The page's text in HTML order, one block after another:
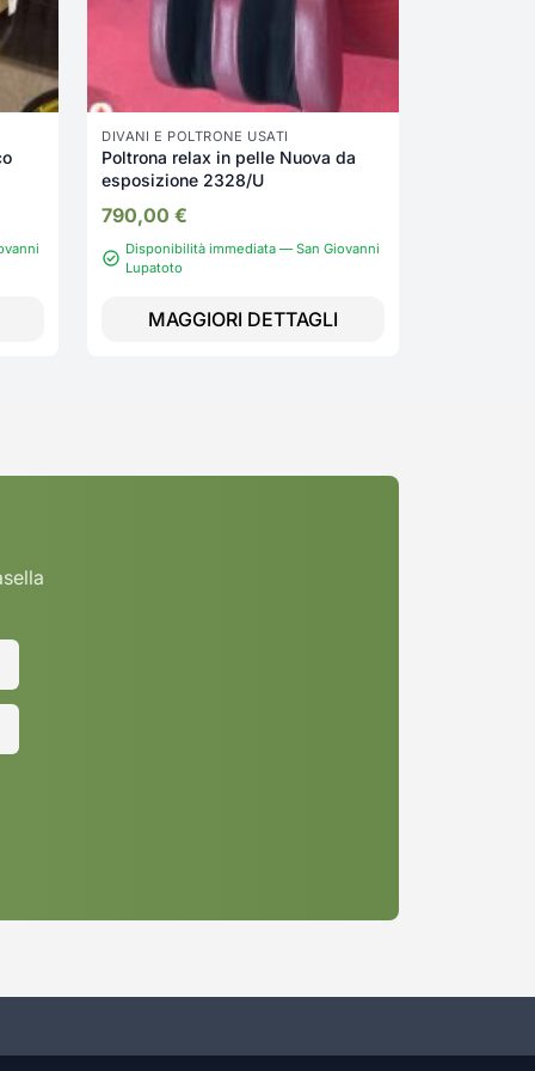
DIVANI E POLTRONE USATI
Poltrona relax in pelle Nuova da
esposizione 2328/U
790,00 €
Disponibilità immediata — San Giovanni
Lupatoto
MAGGIORI DETTAGLI